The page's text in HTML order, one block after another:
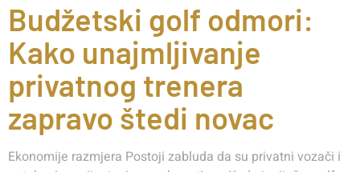
Budžetski golf odmori:
Kako unajmljivanje
privatnog trenera
zapravo štedi novac
Ekonomije razmjera Postoji zabluda da su privatni vozači i